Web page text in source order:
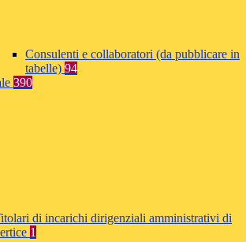
Consulenti e collaboratori (da pubblicare in
tabelle) 94
390
di incarichi dirigenziali amministrativi di
1